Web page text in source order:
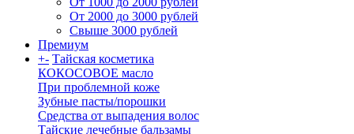
От 2000 до 3000 рублей
Свыше 3000 рублей
Премиум
+- Тайская косметика
КОКОСОВОЕ масло
При проблемной коже
Зубные пасты/порошки
Средства от выпадения волос
Тайские лечебные бальзамы